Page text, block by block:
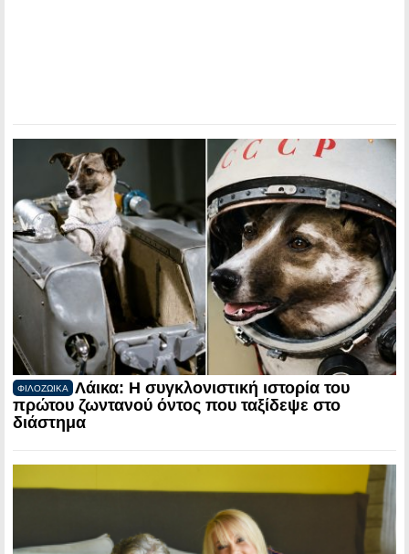
ΦΙΛΟΖΩΙΚΑ
Λάικα: Η συγκλονιστική ιστορία του
πρώτου ζωντανού όντος που ταξίδεψε στο
διάστημα